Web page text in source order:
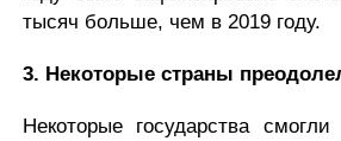
тысяч больше, чем в 2019 году.
3. Некоторые страны
Некоторые государства